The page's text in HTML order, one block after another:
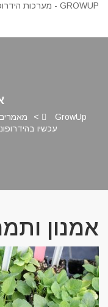
GrowUp
> מאמרים
עכשיו
אמנון